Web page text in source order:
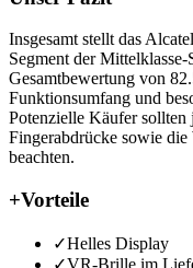
Insgesamt stellt das
Segment der
Gesamtbewertung von
Funktionsumfang und
Potenzielle Käufer
Fingerabdrücke sowie
beachten.
+Vorteile
✓Helles Display
✓VR-Brille im